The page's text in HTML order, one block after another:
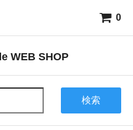
0
WEB SHOP
検索